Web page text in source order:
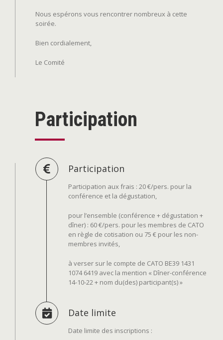
Nous espérons vous rencontrer nombreux à cette
soirée.
Bien cordialement,
Le Comité
Participation
Participation
Participation aux frais : 20 €/pers. pour la
conférence et la dégustation,
pour l’ensemble (conférence + dégustation +
dîner) : 60 €/pers. pour les membres de CATO
en règle de cotisation ou 75 € pour les non-
membres invités,
à verser sur le compte de CATO BE39 1431
1074 6419 avec la mention « Dîner-conférence
14-10-22 + nom du(des) participant(s) »
Date limite
Date limite des inscriptions :